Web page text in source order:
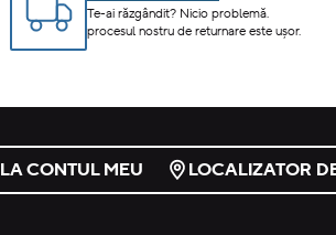
Te-ai răzgândit? Nicio problemă.
procesul nostru de returnare este ușor.
CONTUL MEU LOCALIZATOR